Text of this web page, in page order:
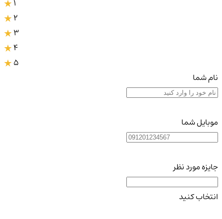
3
4
5
نام شما
موبایل شما
جایزه مورد نظر
انتخاب کنید